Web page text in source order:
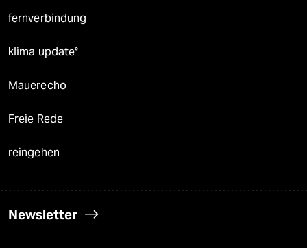
fernverbindung
klima update°
Mauerecho
Freie Rede
reingehen
Newsletter